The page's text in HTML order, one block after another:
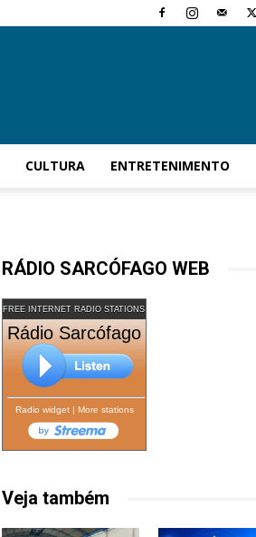
CULTURA ENTRETENIMENTO
RÁDIO SARCÓFAGO WEB
FREE INTERNET RADIO STATIONS
Rádio Sarcófago
Radio widget| More stations
Veja também